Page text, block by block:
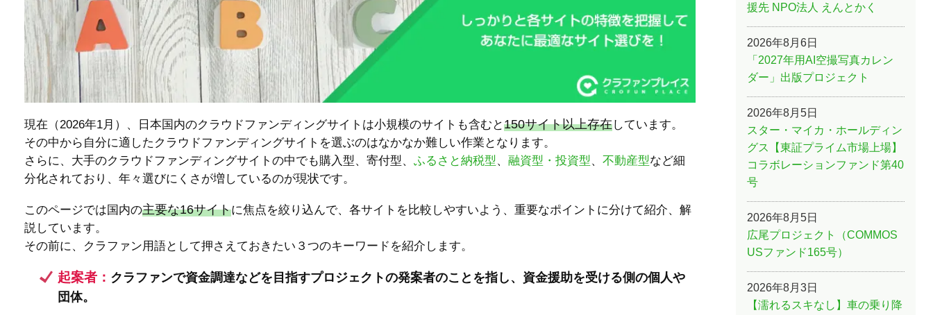
現在（2026年1月）、日本国内のクラウドファンディングサイトは小規模のサイトも含むと150サイト以上存在しています。
その中から自分に適したクラウドファンディングサイトを選ぶのはなかなか難しい作業となります。
さらに、大手のクラウドファンディングサイトの中でも購入型、寄付型、 ふるさと納税型、 融資型・投資型、 不動産型など細
分化されており、年々選びにくさが増しているのが現状です。
このページでは国内の主要な16サイトに焦点を絞り込んで、各サイトを比較しやすいよう、重要なポイントに分けて紹介、解
説しています。
その前に、クラファン用語として押さえておきたい３つのキーワードを紹介します。
起案者： クラファンで資金調達などを目指すプロジェクトの発案者のことを指し、資金援助を受ける側の個人や
団体。
援先 NPO法人 えんとかく
2026年8月6日
「2027年用AI空撮写真カレン
ダー」出版プロジェクト
2026年8月5日
スター・マイカ・ホールディン
グス【東証プライム市場上場】
コラボレーションファンド第40
号
2026年8月5日
広尾プロジェクト（COMMOS
USファンド165号）
2026年8月3日
【濡れるスキなし】車の乗り降